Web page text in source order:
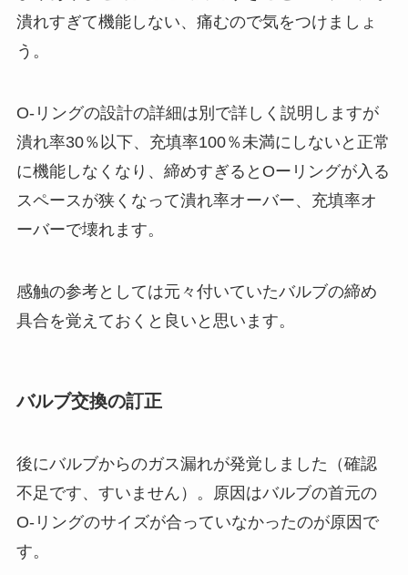
潰れすぎて機能しない、痛むので気をつけましょ
う。
O-リングの設計の詳細は別で詳しく説明しますが
潰れ率30％以下、充填率100％未満にしないと正常
に機能しなくなり、締めすぎるとOーリングが入る
スペースが狭くなって潰れ率オーバー、充填率オ
ーバーで壊れます。
感触の参考としては元々付いていたバルブの締め
具合を覚えておくと良いと思います。
バルブ交換の訂正
後にバルブからのガス漏れが発覚しました（確認
不足です、すいません）。原因はバルブの首元の
O-リングのサイズが合っていなかったのが原因で
す。